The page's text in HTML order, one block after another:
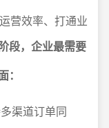
营效率、打通业
段，企业最需要
渠道订单同